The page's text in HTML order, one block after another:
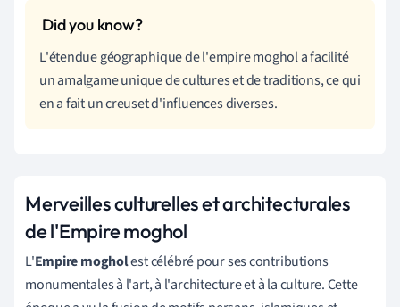
L'étendue géographique de l'empire moghol a facilité
un amalgame unique de cultures et de traditions, ce qui
en a fait un creuset d'influences diverses.
Merveilles culturelles et architecturales
de l'Empire moghol
L'Empire mogholest célébré pour ses contributions
monumentales à l'art, à l'architecture et à la culture. Cette